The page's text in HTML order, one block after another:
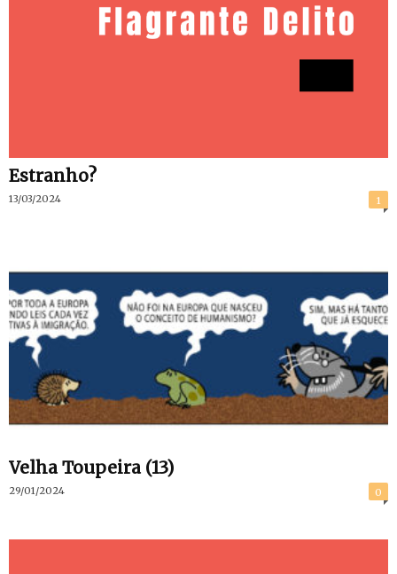
Estranho?
13/03/2024 1
Velha Toupeira (13)
29/01/2024 0